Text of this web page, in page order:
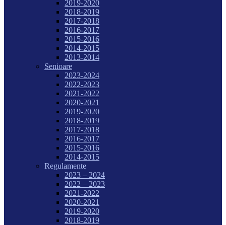
2019-2020
2018-2019
2017-2018
2016-2017
2015-2016
2014-2015
2013-2014
Senioare
2023-2024
2022-2023
2021-2022
2020-2021
2019-2020
2018-2019
2017-2018
2016-2017
2015-2016
2014-2015
Regulamente
2023 – 2024
2022 – 2023
2021-2022
2020-2021
2019-2020
2018-2019